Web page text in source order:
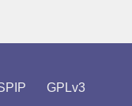
GPLv3